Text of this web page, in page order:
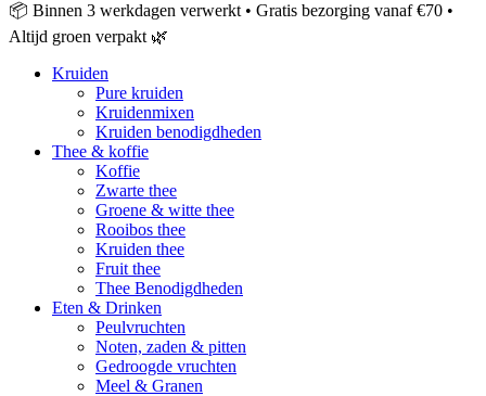
📦 Binnen 3 werkdagen verwerkt • Gratis bezorging vanaf €70 •
Altijd groen verpakt 🌿
Kruiden
Pure kruiden
Kruidenmixen
Kruiden benodigdheden
Thee & koffie
Koffie
Zwarte thee
Groene & witte thee
Rooibos thee
Kruiden thee
Fruit thee
Thee Benodigdheden
Eten & Drinken
Peulvruchten
Noten, zaden & pitten
Gedroogde vruchten
Meel & Granen